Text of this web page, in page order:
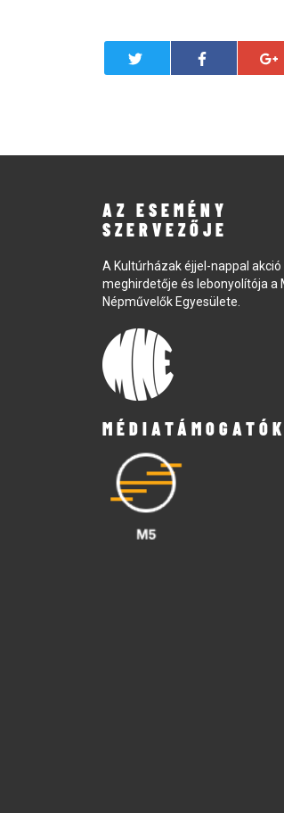
AZ ESEMÉNY
SZERVEZŐJE
A Kultúrházak éjjel-nappal akció
meghirdetője és lebonyolítója a
Népművelők Egyesülete.
MÉDIATÁMOGATÓK